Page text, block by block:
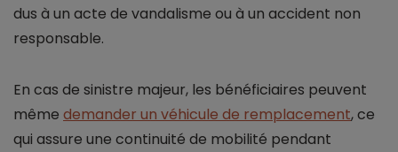
dus à un acte de vandalisme ou à un accident non
responsable.
En cas de sinistre majeur, les bénéficiaires peuvent
même demander un véhicule de remplacement, ce
qui assure une continuité de mobilité pendant